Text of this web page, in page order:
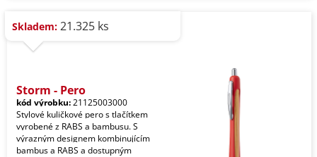
Skladem: 21.325 ks
Storm - Pero
kód výrobku:21125003000
Stylové kuličkové pero s tlačítkem
vyrobené z RABS a bambusu. S
výrazným designem kombinujícím
bambus a RABS a dostupným